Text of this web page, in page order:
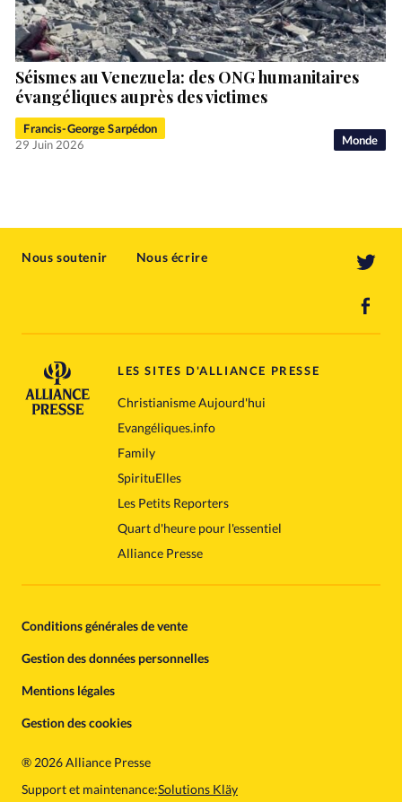
Monde
Séismes au Venezuela: des ONG humanitaires
évangéliques auprès des victimes
Francis-George Sarpédon
29 Juin 2026
Nous soutenir Nous écrire
LES SITES D'ALLIANCE PRESSE
Christianisme Aujourd'hui
Evangéliques.info
Family
SpirituElles
Les Petits Reporters
Quart d'heure pour l'essentiel
Alliance Presse
Conditions générales de vente
Gestion des données personnelles
Mentions légales
Gestion des cookies
®2026 Alliance Presse
Support et maintenance:Solutions Kläy